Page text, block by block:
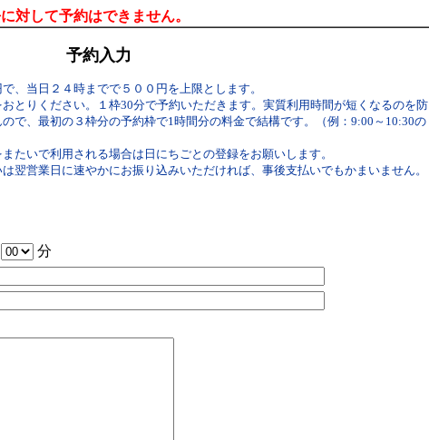
対して予約はできません。
予約入力
、当日２４時までで５００円を上限とします。
とりください。１枠30分で予約いただきます。実質利用時間が短くなるのを防
で、最初の３枠分の予約枠で1時間分の料金で結構です。（例：9:00～10:30の
たいで利用される場合は日にちごとの登録をお願いします。
翌営業日に速やかにお振り込みいただければ、事後支払いでもかまいません。
分